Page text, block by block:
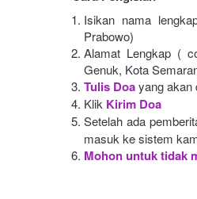
Isikan nama
Prabowo)
Alamat Lengkap (
Genuk, Kota
Tulis Doayang akan
Klik Kirim Doa
Setelah ada
masuk ke sistem
Mohon untuk tidak